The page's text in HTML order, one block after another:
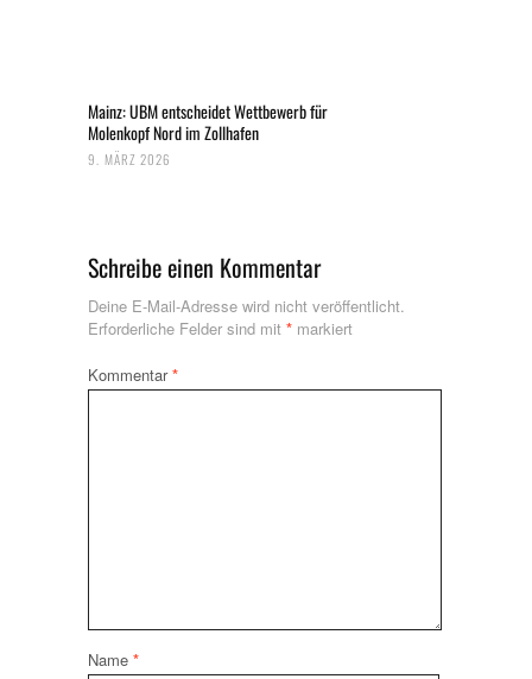
Mainz: UBM entscheidet Wettbewerb für
Molenkopf Nord im Zollhafen
9. MÄRZ 2026
Schreibe einen Kommentar
Deine E-Mail-Adresse wird nicht veröffentlicht.
Erforderliche Felder sind mit * markiert
Kommentar*
Name *